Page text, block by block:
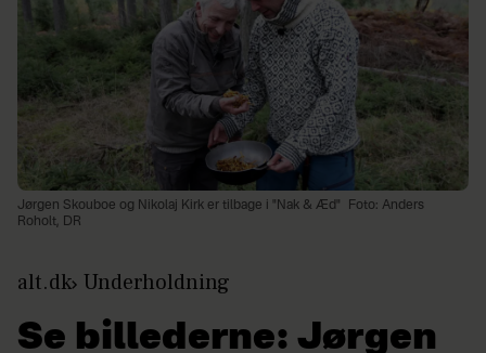
Jørgen Skouboe og Nikolaj Kirk er tilbage i "Nak & Æd"
Foto: Anders
Roholt, DR
alt.dk Underholdning
Se billederne: Jørgen